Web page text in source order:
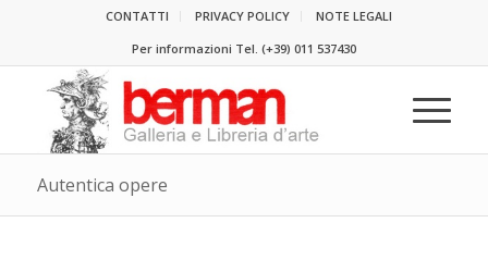
CONTATTI PRIVACY POLICY
NOTE LEGALI
Per informazioni Tel. (+39) 011 537430
Autentica opere